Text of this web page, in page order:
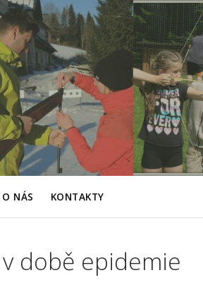
O NÁS KONTAKTY
době epidemie